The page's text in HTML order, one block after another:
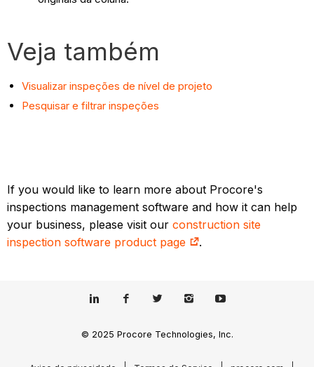
Veja também
Visualizar inspeções de nível de projeto
Pesquisar e filtrar inspeções
If you would like to learn more about Procore's
inspections management software and how it can help
your business, please visit ourconstruction site
inspection software product page
.
© 2025 Procore Technologies, Inc.